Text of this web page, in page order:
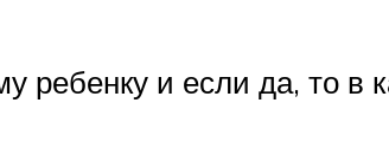
ребенку и если да, то в